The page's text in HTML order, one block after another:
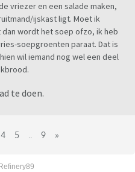
vriezer en een salade maken,
ijskast ligt. Moet ik
wordt het soep ofzo, ik heb
soepgroenten paraat. Dat is
wil iemand nog wel een deel
te doen.
4 5 9 »